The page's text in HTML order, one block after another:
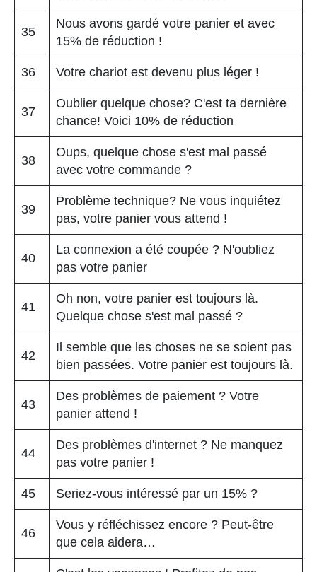
35
Nous avons gardé votre panier et avec
15% de réduction !
36 Votre chariot est devenu plus léger !
37
Oublier quelque chose? C'est ta dernière
chance! Voici 10% de réduction
38
Oups, quelque chose s'est mal passé
avec votre commande ?
39
Problème technique? Ne vous inquiétez
pas, votre panier vous attend !
40
La connexion a été coupée ? N'oubliez
pas votre panier
41
Oh non, votre panier est toujours là.
Quelque chose s'est mal passé ?
42
Il semble que les choses ne se soient pas
bien passées. Votre panier est toujours là.
43
Des problèmes de paiement ? Votre
panier attend !
44
Des problèmes d'internet ? Ne manquez
pas votre panier !
45 Seriez-vous intéressé par un 15% ?
46
Vous y réfléchissez encore ? Peut-être
que cela aidera…